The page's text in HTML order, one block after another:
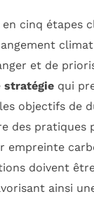
cinq étapes
et de
stratégie qui
objectifs de
des pratiques
empreinte
doivent
ainsi